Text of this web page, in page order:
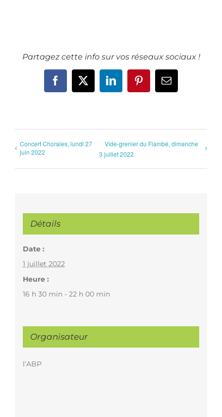
Partagez cette info sur vos réseaux sociaux !
Facebook
X LinkedInPinterestEmail
Concert Chorales, lundi 27
juin 2022
Vide-grenier du Flambé, dimanche
3 juillet 2022
Détails
Date :
1 juillet 2022
Heure :
16 h 30 min - 22 h 00 min
Organisateur
l’ABP